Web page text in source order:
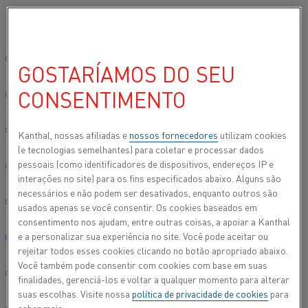
Site global/Inglês
简体中文/Chinese
Deutsch/German
Italiano/Italian
日本語/Japanese
Português/Portuguese
Español/Spanish
ALKROTHAL^^®^^ 3
Folha de dados atualizada2021-08-25 11:21(substitui todas
as edições anteriores)
FAZER DOWNLOAD EM PDF
Alkrothal®3 é uma liga ferrítica de ferro-cromo-
GOSTARÍAMOS DO SEU
CONSENTIMENTO
Kanthal, nossas afiliadas e nossos fornecedores utilizam cookies
(e tecnologias semelhantes) para coletar e processar dados
pessoais (como identificadores de dispositivos, endereços IP e
interações no site) para os fins especificados abaixo. Alguns são
necessários e não podem ser desativados, enquanto outros são
usados apenas se você consentir. Os cookies baseados em
consentimento nos ajudam, entre outras coisas, a apoiar a Kanthal
e a personalizar sua experiência no site. Você pode aceitar ou
rejeitar todos esses cookies clicando no botão apropriado abaixo.
Você também pode consentir com cookies com base em suas
finalidades, gerenciá-los e voltar a qualquer momento para alterar
suas escolhas. Visite nossa política de privacidade de cookies para